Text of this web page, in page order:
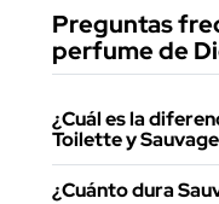
Preguntas
perfume de
¿Cuál es la
Toilette y
¿Cuánto dura